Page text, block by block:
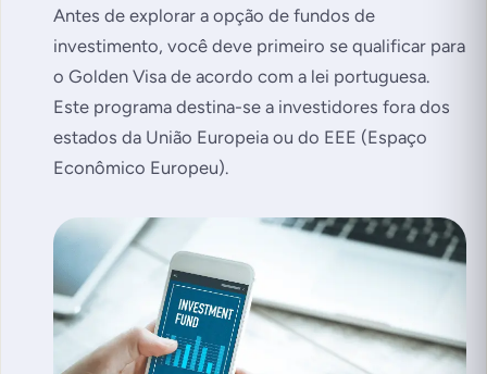
Antes de explorar a opção de fundos de
investimento, você deve primeiro se qualificar para
o Golden Visa de acordo com a lei portuguesa.
Este programa destina-se a investidores fora dos
estados da União Europeia ou do EEE (Espaço
Econômico Europeu).